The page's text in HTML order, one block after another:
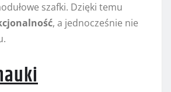
szafki. Dzięki temu
, a jednocześnie nie